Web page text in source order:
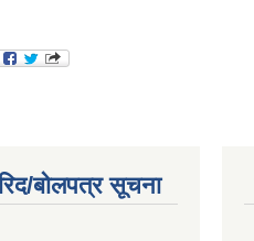
बोलपत्र सूचना